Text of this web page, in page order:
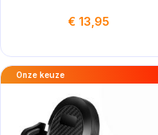
€ 13,95
Onze keuze